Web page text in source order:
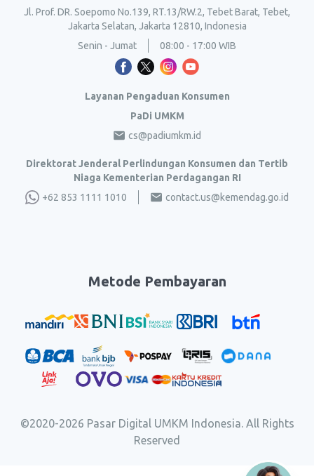
Jl. Prof. DR. Soepomo No.139, RT.13/RW.2, Tebet Barat, Tebet,
Jakarta Selatan, Jakarta 12810, Indonesia
Senin - Jumat
08:00 - 17:00 WIB
Layanan Pengaduan Konsumen
PaDi UMKM
cs@padiumkm.id
Direktorat Jenderal Perlindungan Konsumen dan Tertib
Niaga Kementerian Perdagangan RI
+62 853 1111 1010
contact.us@kemendag.go.id
Metode Pembayaran
©2020-2026 Pasar Digital UMKM Indonesia. All Rights
Reserved